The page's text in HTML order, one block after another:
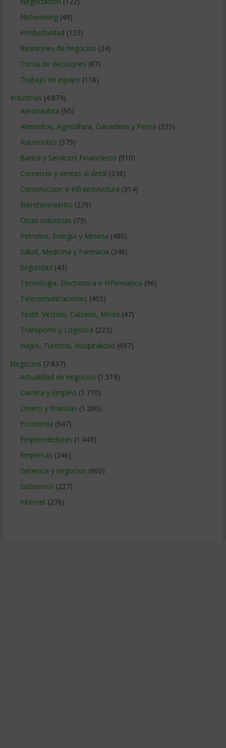
Networking(49)
Productividad (123)
Reuniones de negocios (24)
Toma de decisiones (87)
Trabajo en equipo (118)
Industrias (4.874)
Aeronautica (95)
Alimentos, Agricultura, Ganaderia y Pesca (325)
Automotriz(379)
Banca y Servicios Financieros (910)
Comercio y ventas al detal (336)
Construccion e Infraestructura (314)
Entretenimiento (279)
Otras industrias (73)
Petroleo, Energia y Mineria (480)
Salud, Medicina y Farmacia (348)
Seguridad (43)
Tecnologia, Electronica e Informatica (96)
Telecomunicaciones (405)
Textil, Vestido, Calzado, Moda (47)
Transporte y Logistica (223)
Viajes, Turismo, Hospitalidad (697)
Negocios (7.837)
Actualidad de negocios (1.519)
Carrera y Empleo (1.710)
Dinero y finanzas (1.260)
Economía (947)
Emprendedores (1.443)
Empresas (246)
Gerencia y negocios (900)
Gobiernos (227)
Internet (276)